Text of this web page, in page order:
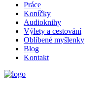
Práce
Koníčky
Audioknihy
Výlety a cestování
Oblíbené myšlenky
Blog
Kontakt